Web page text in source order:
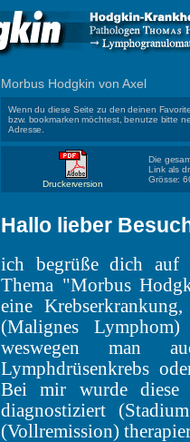
Morbus Hodgkin von Axel
Wenn du diese Seite zu den deinen
bzw. bookmarken möchtest, benutze bitte
Adresse.
Druckerversion
Die
Link als
Grösse:
Hallo lieber
ich begrüße dich auf
Thema "Morbus
eine
(Malignes
weswegen man
Lymphdrüsenkrebs
Bei mir wurde diese
diagnostiziert
(Vollremission)